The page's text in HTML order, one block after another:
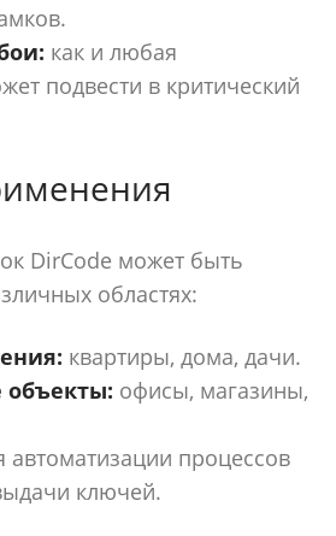
как и любая
подвести в критический
DirCode может быть
областях:
квартиры, дома, дачи.
объекты: офисы, магазины,
автоматизации процессов
ключей.